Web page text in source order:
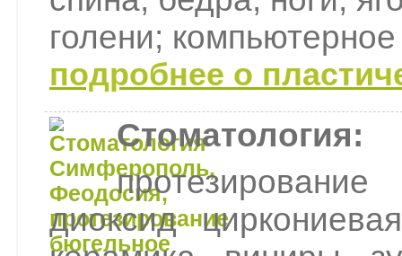
голени;
подробнее о
Стоматология:
диоксид